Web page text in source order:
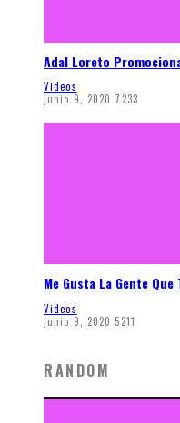
Adal Loreto
Videos
junio 9, 2020 7233
Me Gusta La Gente
Videos
junio 9, 2020 5211
RANDOM